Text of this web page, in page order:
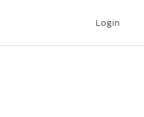
Login